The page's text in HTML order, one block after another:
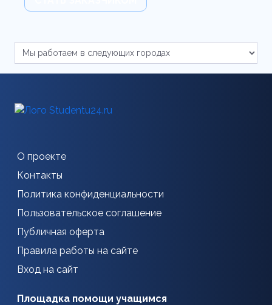
О проекте
Контакты
Политика конфиденциальности
Пользовательское соглашение
Публичная оферта
Правила работы на сайте
Вход на сайт
Площадка помощи учащимся